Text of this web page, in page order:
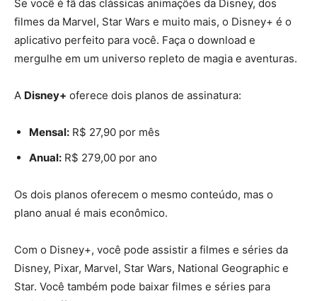
Se você é fã das clássicas animações da Disney, dos
filmes da Marvel, Star Wars e muito mais, o Disney+ é o
aplicativo perfeito para você. Faça o download e
mergulhe em um universo repleto de magia e aventuras.
A Disney+ oferece dois planos de assinatura:
Mensal: R$ 27,90 por mês
Anual: R$ 279,00 por ano
Os dois planos oferecem o mesmo conteúdo, mas o
plano anual é mais econômico.
Com o Disney+, você pode assistir a filmes e séries da
Disney, Pixar, Marvel, Star Wars, National Geographic e
Star. Você também pode baixar filmes e séries para